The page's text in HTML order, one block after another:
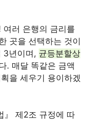
여러 은행의 금리를
곳을 선택하는 것이
3년이며, 균등분할상
. 매달 똑같은 금액
을 세우기 용이하겠
』 제2조 규정에 따